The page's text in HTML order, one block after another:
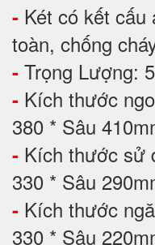
- Két có kết
toàn, chống
- Trọng Lượng:
- Kích thước
380 * Sâu
- Kích thước sử
330 * Sâu
- Kích thước
330 * Sâu